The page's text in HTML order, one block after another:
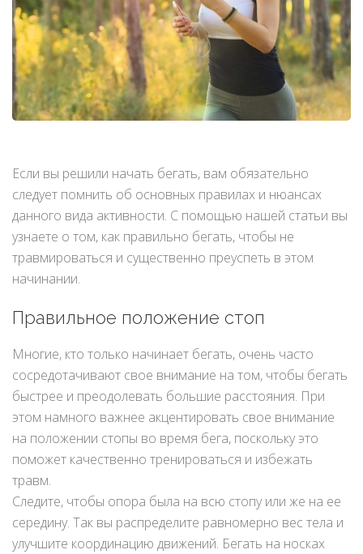
Если вы решили начать бегать, вам обязательно
следует помнить об основных правилах и нюансах
данного вида активности. С помощью нашей статьи вы
узнаете о том, как правильно бегать, чтобы не
травмироваться и существенно преуспеть в этом
начинании.
Правильное положение стоп
Многие, кто только начинает бегать, очень часто
сосредотачивают свое внимание на том, чтобы бегать
быстрее и преодолевать большие расстояния. При
этом намного важнее акцентировать свое внимание
на положении стопы во время бега, поскольку это
поможет качественно тренироваться и избежать
травм.
Следите, чтобы опора была на всю стопу или же на ее
середину. Так вы распределите равномерно вес тела и
улучшите координацию движений. Бегать на носках